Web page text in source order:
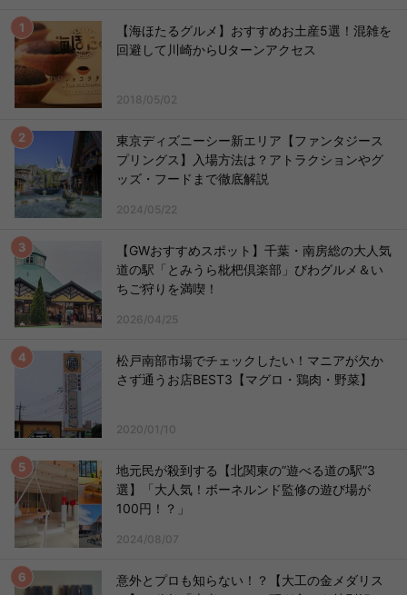
【海ほたるグルメ】おすすめお土産5選！混雑を
回避して川崎からUターンアクセス
2018/05/02
東京ディズニーシー新エリア【ファンタジース
プリングス】入場方法は？アトラクションやグ
ッズ・フードまで徹底解説
2024/05/22
【GWおすすめスポット】千葉・南房総の大人気
道の駅「とみうら枇杷倶楽部」びわグルメ＆い
ちご狩りを満喫！
2026/04/25
松戸南部市場でチェックしたい！マニアが欠か
さず通うお店BEST3【マグロ・鶏肉・野菜】
2020/01/10
地元民が殺到する【北関東の”遊べる道の駅”3
選】「大人気！ボーネルンド監修の遊び場が
100円！？」
2024/08/07
意外とプロも知らない！？【大工の金メダリス